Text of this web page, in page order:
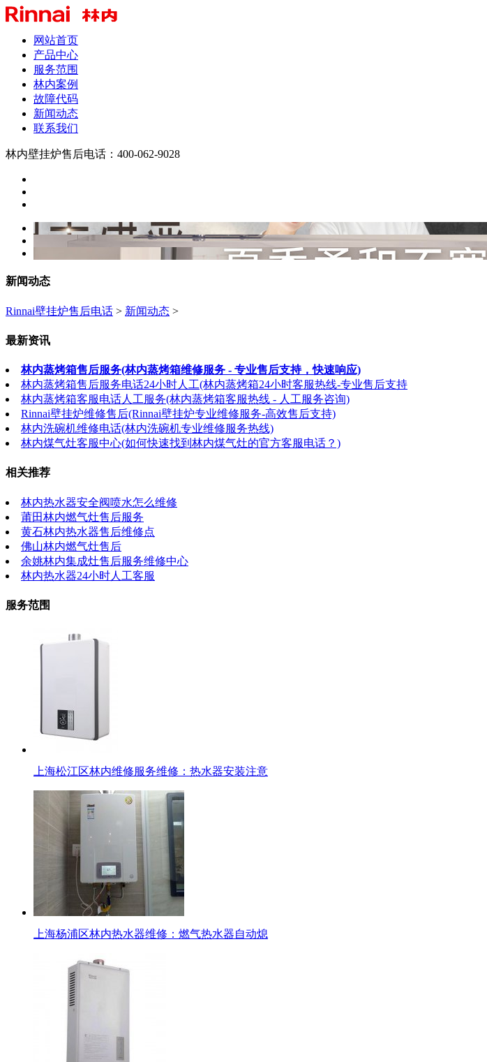
网站首页
产品中心
服务范围
林内案例
故障代码
新闻动态
联系我们
林内壁挂炉售后电话：400-062-9028
新闻动态
Rinnai壁挂炉售后电话 > 新闻动态 >
最新资讯
林内蒸烤箱售后服务(林内蒸烤箱维修服务 - 专业售后支持，快速响应)
林内蒸烤箱售后服务电话24小时人工(林内蒸烤箱24小时客服热线-专业售后支持
林内蒸烤箱客服电话人工服务(林内蒸烤箱客服热线 - 人工服务咨询)
Rinnai壁挂炉维修售后(Rinnai壁挂炉专业维修服务-高效售后支持)
林内洗碗机维修电话(林内洗碗机专业维修服务热线)
林内煤气灶客服中心(如何快速找到林内煤气灶的官方客服电话？)
相关推荐
林内热水器安全阀喷水怎么维修
莆田林内燃气灶售后服务
黄石林内热水器售后维修点
佛山林内燃气灶售后
余姚林内集成灶售后服务维修中心
林内热水器24小时人工客服
服务范围
上海松江区林内维修服务维修：热水器安装注意
上海杨浦区林内热水器维修：燃气热水器自动熄